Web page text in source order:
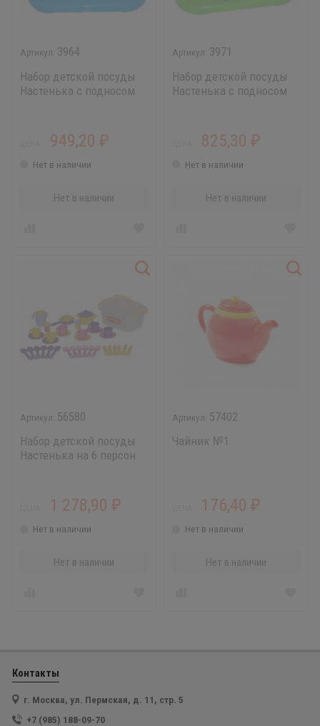
3964
Набор детской посуды
Настенька с подносом
949,20 ₽
Нет в наличии
Нет в наличии
3971
Набор детской посуды
Настенька с подносом
825,30₽
Нет в наличии
Нет в наличии
56580
Набор детской посуды
Настенька на 6 персон
1 278,90 ₽
Нет в наличии
Нет в наличии
57402
Чайник №1
176,40₽
Нет в наличии
Нет в наличии
Контакты
г. Москва, ул. Пермская, д. 11, стр. 5
+7 (985) 188-09-70